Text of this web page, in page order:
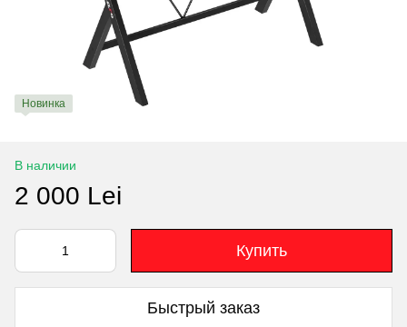
Новинка
В наличии
2 000 Lei
Купить
Быстрый заказ